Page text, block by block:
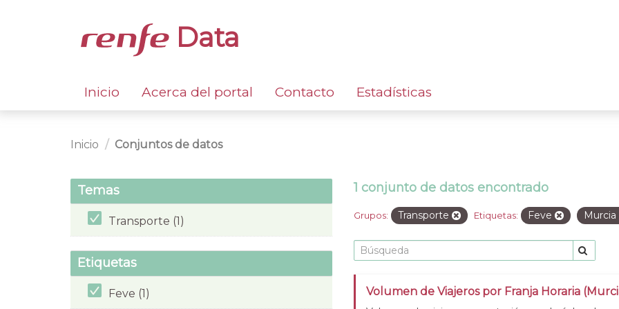
Data
Inicio Acerca del portal Contacto Estadísticas
Inicio Conjuntos de datos
Temas
Transporte (1)
Etiquetas
Feve (1)
1 conjunto de datos encontrado
Grupos: Transporte Etiquetas: Feve Murcia
Volumen de Viajeros por Franja Horaria